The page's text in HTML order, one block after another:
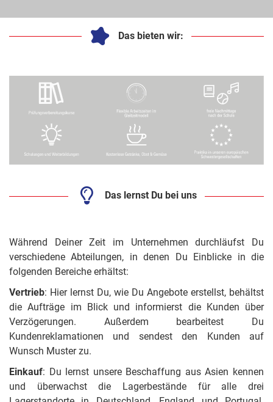
Das bieten wir:
Das lernst Du bei uns
Während Deiner Zeit im Unternehmen durchläufst Du
verschiedene Abteilungen, in denen Du Einblicke in die
folgenden Bereiche erhältst:
Vertrieb: Hier lernst Du, wie Du Angebote erstellst, behältst
die Aufträge im Blick und informierst die Kunden über
Verzögerungen. Außerdem bearbeitest Du
Kundenreklamationen und sendest den Kunden auf
Wunsch Muster zu.
Einkauf: Du lernst unsere Beschaffung aus Asien kennen
und überwachst die Lagerbestände für alle drei